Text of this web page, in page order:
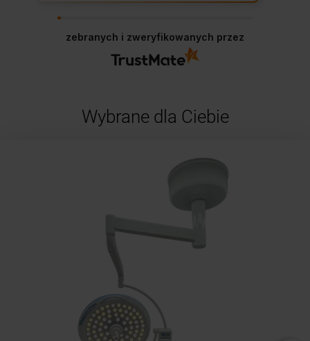
zebranych i zweryfikowanych przez
Wybrane dla Ciebie